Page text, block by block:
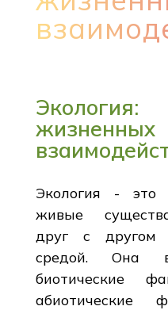
жизненных
Экология - это
живые
друг с
средой. Она
биотические
абиотические